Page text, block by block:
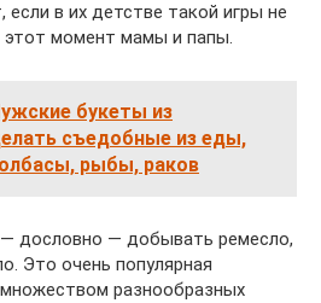
в их детстве такой игры не
момент мамы и папы.
букеты из
съедобные из еды,
рыбы, раков
дословно — добывать ремесло,
Это очень популярная
разнообразных